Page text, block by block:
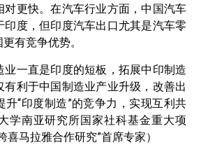
对更快。在汽车行业方面，中国汽车
印度，但印度汽车出口尤其是汽车零
有竞争优势。
业一直是印度的短板，拓展中印制造
有利于中国制造业产业升级，改善出
升“印度制造”的竞争力，实现互利共
学南亚研究所国家社科基金重大项
喜马拉雅合作研究”首席专家）